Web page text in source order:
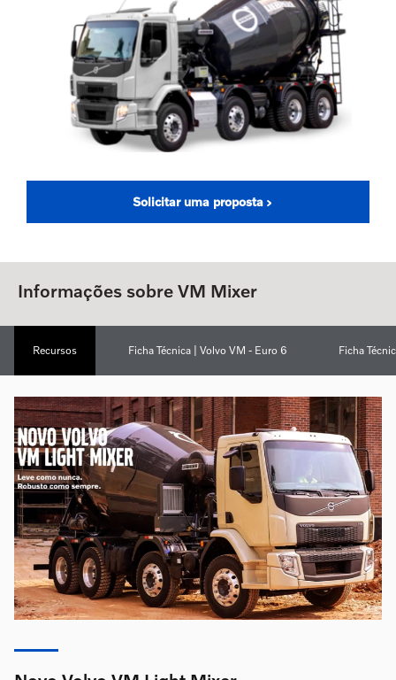
Solicitar uma proposta
Informações sobre VM Mixer
Recursos Ficha Técnica | Volvo VM - Euro 6 Ficha